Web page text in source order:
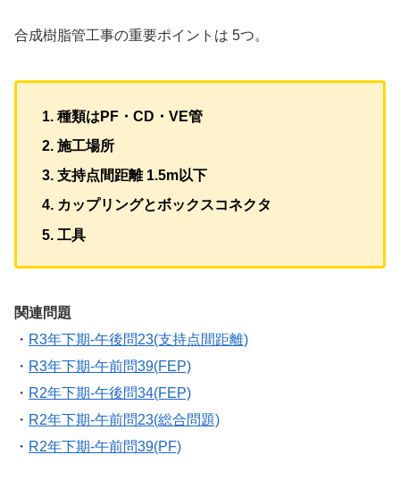
合成樹脂管工事の重要ポイントは 5つ。
種類はPF・CD・VE管
施工場所
支持点間距離 1.5m以下
カップリングとボックスコネクタ
工具
関連問題
・ R3年下期-午後問23(支持点間距離)
・ R3年下期-午前問39(FEP)
・ R2年下期-午後問34(FEP)
・ R2年下期-午前問23(総合問題)
・ R2年下期-午前問39(PF)